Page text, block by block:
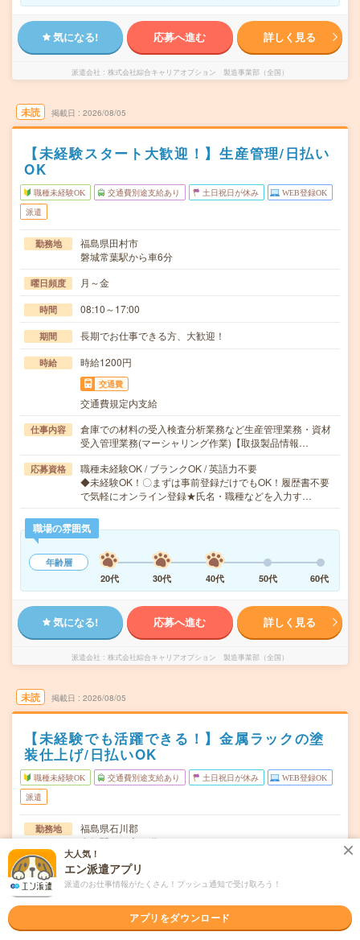
気になる! 応募へ進む 詳しく見る
派遣会社 株式会社綜合キャリアオプション 製造事業部（全国）
未読 掲載日 2026/08/05
【未経験スタート大歓迎！】生産管理/日払い
OK
職種未経験OK 交通費別途支給あり 土日祝日が休み WEB登録OK
派遣
勤務地
福島県田村市
磐城常葉駅から車6分
曜日頻度 月～金
時間 08:10～17:00
期間 長期でお仕事できる方、大歓迎！
時給 時給1200円
交通費
交通費規定内支給
仕事内容
倉庫での材料の受入検査分析業務など生産管理業務・資材
受入管理業務(マーシャリング作業)【取扱製品情報…
応募資格
職種未経験OK / ブランクOK / 英語力不要
◆未経験OK！〇まずは事前登録だけでもOK！履歴書不要
で気軽にオンライン登録★氏名・職種などを入力す…
職場の雰囲気
年齢層
20代
30代 40代 50代 60代
気になる! 応募へ進む 詳しく見る
派遣会社 株式会社綜合キャリアオプション 製造事業部（全国）
未読 掲載日 2026/08/05
【未経験でも活躍できる！】金属ラックの塗
装仕上げ/日払いOK
職種未経験OK 交通費別途支給あり 土日祝日が休み WEB登録OK
派遣
勤務地
福島県石川郡
泉郷駅から車17分
曜日頻度 月～金
時間
長期でお仕事できる方、大歓迎！
大人気！
エン派遣アプリ
派遣のお仕事情報がたくさん！プッシュ通知で受け取ろう！
アプリをダウンロード